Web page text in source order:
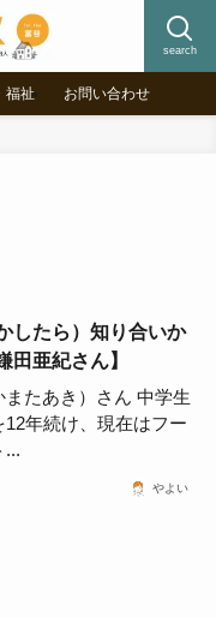
search
福祉 お問い合わせ
したら）知り合いか
田亜紀さん】
たあき）さん 中学生
年続け、現在はフー
...
やよい